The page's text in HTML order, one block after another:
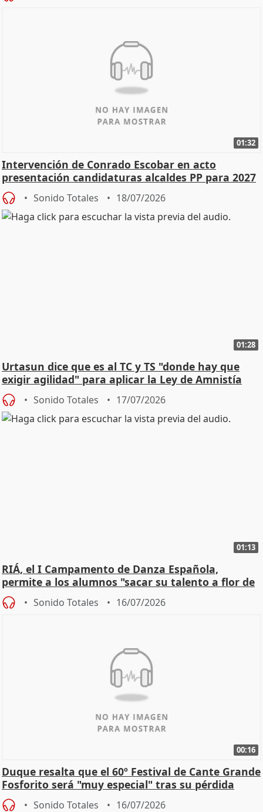
01:32
Intervención de Conrado Escobar en acto
presentación candidaturas alcaldes PP para 2027
Sonido Totales 18/07/2026
01:28
Urtasun dice que es al TC y TS "donde hay que
exigir agilidad" para aplicar la Ley de Amnistía
Sonido Totales 17/07/2026
01:13
RIÁ, el I Campamento de Danza Española,
permite a los alumnos "sacar su talento a flor de
piel"
Sonido Totales 16/07/2026
00:16
Duque resalta que el 60º Festival de Cante Grande
Fosforito será "muy especial" tras su pérdida
Sonido Totales 16/07/2026